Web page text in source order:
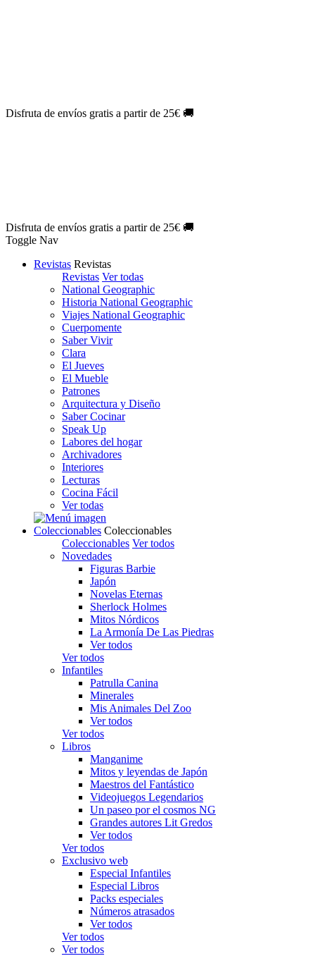
Disfruta de envíos gratis a partir de 25€ 🚚
Disfruta de envíos gratis a partir de 25€ 🚚
Toggle Nav
Revistas Revistas
Revistas Ver todas
National Geographic
Historia National Geographic
Viajes National Geographic
Cuerpomente
Saber Vivir
Clara
El Jueves
El Mueble
Patrones
Arquitectura y Diseño
Saber Cocinar
Speak Up
Labores del hogar
Archivadores
Interiores
Lecturas
Cocina Fácil
Ver todas
Coleccionables Coleccionables
Coleccionables Ver todos
Novedades
Figuras Barbie
Japón
Novelas Eternas
Sherlock Holmes
Mitos Nórdicos
La Armonía De Las Piedras
Ver todos
Ver todos
Infantiles
Patrulla Canina
Minerales
Mis Animales Del Zoo
Ver todos
Ver todos
Libros
Manganime
Mitos y leyendas de Japón
Maestros del Fantástico
Videojuegos Legendarios
Un paseo por el cosmos NG
Grandes autores Lit Gredos
Ver todos
Ver todos
Exclusivo web
Especial Infantiles
Especial Libros
Packs especiales
Números atrasados
Ver todos
Ver todos
Ver todos